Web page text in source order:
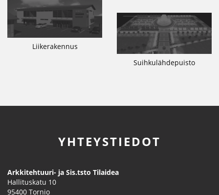
Liikerakennus
Suihkulähdepuisto
YHTEYSTIEDOT
Arkkitehtuuri- ja Sis.tsto Tilaidea
Hallituskatu 10
95400 Tornio